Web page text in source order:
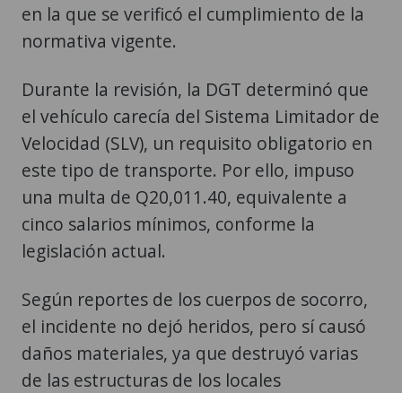
en la que se verificó el cumplimiento de la
normativa vigente.
Durante la revisión, la DGT determinó que
el vehículo carecía del Sistema Limitador de
Velocidad (SLV), un requisito obligatorio en
este tipo de transporte. Por ello, impuso
una multa de Q20,011.40, equivalente a
cinco salarios mínimos, conforme la
legislación actual.
Según reportes de los cuerpos de socorro,
el incidente no dejó heridos, pero sí causó
daños materiales, ya que destruyó varias
de las estructuras de los locales